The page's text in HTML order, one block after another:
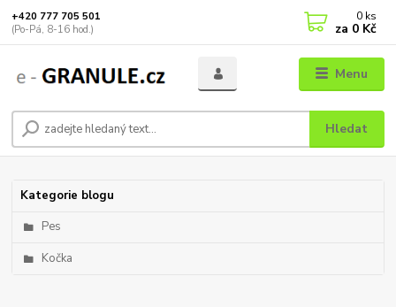
Menu
Hledat
+420 777 705 501
(Po-Pá, 8-16 hod.)
0 ks
za 0 Kč
Kategorie blogu
Pes
Kočka